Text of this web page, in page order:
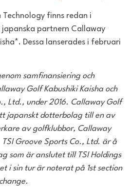
Technology finns redan i
partnern Callaway
Dessa lanserades i februari
samfinansiering och
Golf Kabushiki Kaisha och
Ltd., under 2016. Callaway Golf
japanskt dotterbolag till en av
av golfklubbor, Callaway
Groove Sports Co., Ltd. är å
som är anslutet till TSI Holdings
i sin tur är noterat på 1st section